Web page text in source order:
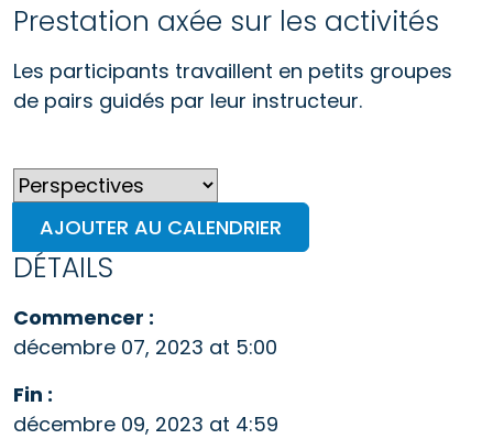
Prestation axée sur les activités
Les participants travaillent en petits groupes
de pairs guidés par leur instructeur.
AJOUTER AU CALENDRIER
DÉTAILS
Commencer :
décembre 07, 2023 at 5:00
Fin :
décembre 09, 2023 at 4:59